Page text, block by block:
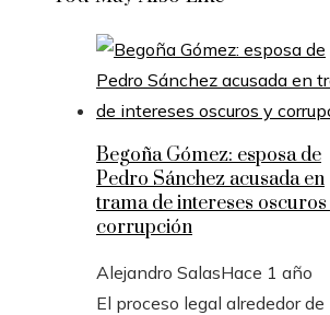
Begoña Gómez: esposa de
Pedro Sánchez acusada en
trama de intereses
corrupción
Alejandro SalasHace 1 año
El proceso legal alrededor de